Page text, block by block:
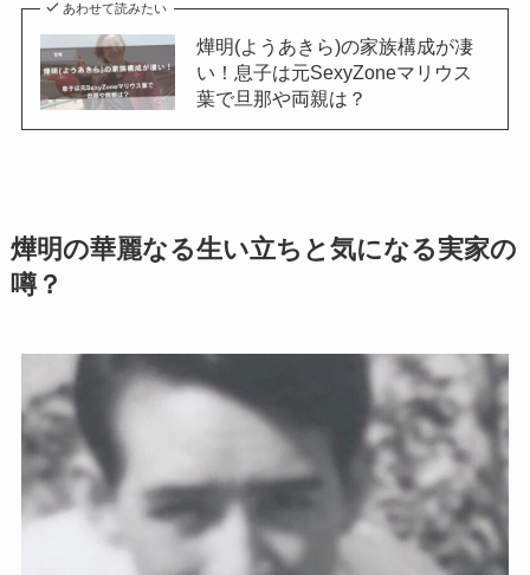
あわせて読みたい
燁明(ようあきら)の家族構成が凄
い！息子は元SexyZoneマリウス
葉で旦那や両親は？
燁明の華麗なる生い立ちと気になる実家の
噂？